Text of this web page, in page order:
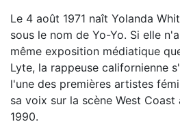
Le 4 août 1971 naît Yolanda
sous le nom de Yo-Yo. Si elle
même exposition médiatique
Lyte, la rappeuse californienne
l'une des premières artistes
sa voix sur la scène West Coast
1990.